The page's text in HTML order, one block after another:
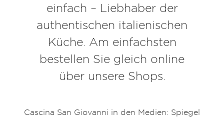
einfach – Liebhaber der
authentischen italienischen
Küche. Am einfachsten
bestellen Sie gleich online
über unsere Shops.
Cascina San Giovanni in den Medien: Spiegel